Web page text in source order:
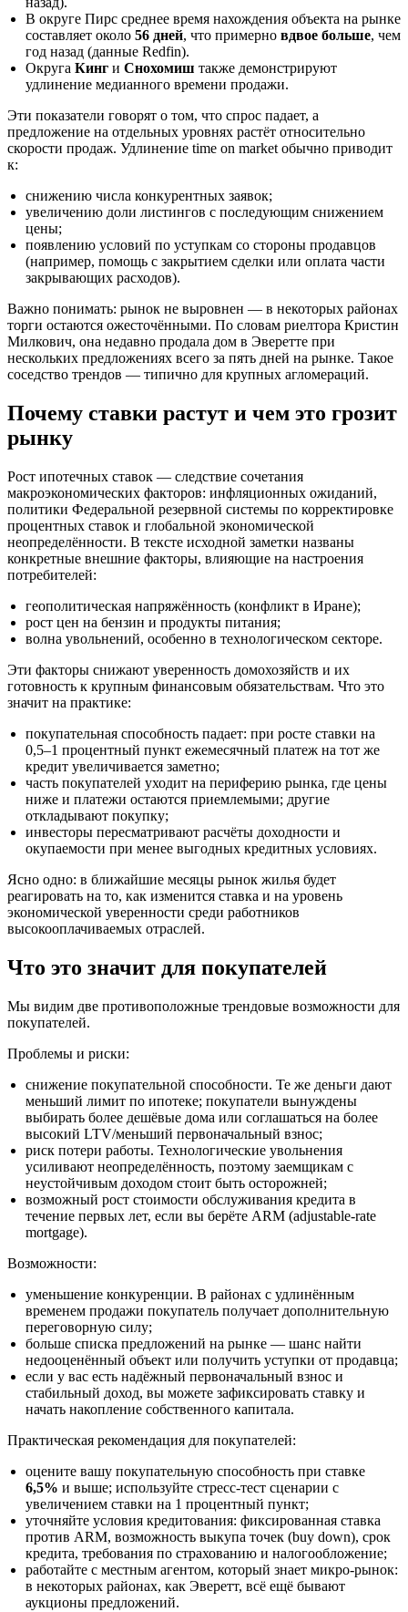
В округе Пирс среднее время нахождения объекта на рынке
составляет около 56 дней, что примерно вдвое больше, чем
год назад (данные Redfin).
Округа Кинг и Снохомиш также демонстрируют
удлинение медианного времени продажи.
Эти показатели говорят о том, что спрос падает, а
предложение на отдельных уровнях растёт относительно
скорости продаж. Удлинение time on market обычно приводит
к:
снижению числа конкурентных заявок;
увеличению доли листингов с последующим снижением
цены;
появлению условий по уступкам со стороны продавцов
(например, помощь с закрытием сделки или оплата части
закрывающих расходов).
Важно понимать: рынок не выровнен — в некоторых районах
торги остаются ожесточёнными. По словам риелтора Кристин
Милкович, она недавно продала дом в Эверетте при
нескольких предложениях всего за пять дней на рынке. Такое
соседство трендов — типично для крупных агломераций.
Почему ставки растут и чем это грозит
рынку
Рост ипотечных ставок — следствие сочетания
макроэкономических факторов: инфляционных ожиданий,
политики Федеральной резервной системы по корректировке
процентных ставок и глобальной экономической
неопределённости. В тексте исходной заметки названы
конкретные внешние факторы, влияющие на настроения
потребителей:
геополитическая напряжённость (конфликт в Иране);
рост цен на бензин и продукты питания;
волна увольнений, особенно в технологическом секторе.
Эти факторы снижают уверенность домохозяйств и их
готовность к крупным финансовым обязательствам. Что это
значит на практике:
покупательная способность падает: при росте ставки на
0,5–1 процентный пункт ежемесячный платеж на тот же
кредит увеличивается заметно;
часть покупателей уходит на периферию рынка, где цены
ниже и платежи остаются приемлемыми; другие
откладывают покупку;
инвесторы пересматривают расчёты доходности и
окупаемости при менее выгодных кредитных условиях.
Ясно одно: в ближайшие месяцы рынок жилья будет
реагировать на то, как изменится ставка и на уровень
экономической уверенности среди работников
высокооплачиваемых отраслей.
Что это значит для покупателей
Мы видим две противоположные трендовые возможности для
покупателей.
Проблемы и риски:
снижение покупательной способности. Те же деньги дают
меньший лимит по ипотеке; покупатели вынуждены
выбирать более дешёвые дома или соглашаться на более
высокий LTV/меньший первоначальный взнос;
риск потери работы. Технологические увольнения
усиливают неопределённость, поэтому заемщикам с
неустойчивым доходом стоит быть осторожней;
возможный рост стоимости обслуживания кредита в
течение первых лет, если вы берёте ARM (adjustable-rate
mortgage).
Возможности:
уменьшение конкуренции. В районах с удлинённым
временем продажи покупатель получает дополнительную
переговорную силу;
больше списка предложений на рынке — шанс найти
недооценённый объект или получить уступки от продавца;
если у вас есть надёжный первоначальный взнос и
стабильный доход, вы можете зафиксировать ставку и
начать накопление собственного капитала.
Практическая рекомендация для покупателей:
оцените вашу покупательную способность при ставке
6,5% и выше; используйте стресс-тест сценарии с
увеличением ставки на 1 процентный пункт;
уточняйте условия кредитования: фиксированная ставка
против ARM, возможность выкупа точек (buy down), срок
кредита, требования по страхованию и налогообложение;
работайте с местным агентом, который знает микро-рынок:
в некоторых районах, как Эверетт, всё ещё бывают
аукционы предложений.